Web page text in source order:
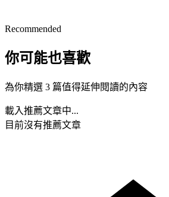
Recommended
你可能也喜歡
為你精選 3 篇值得延伸閱讀的內容
載入推薦文章中...
目前沒有推薦文章